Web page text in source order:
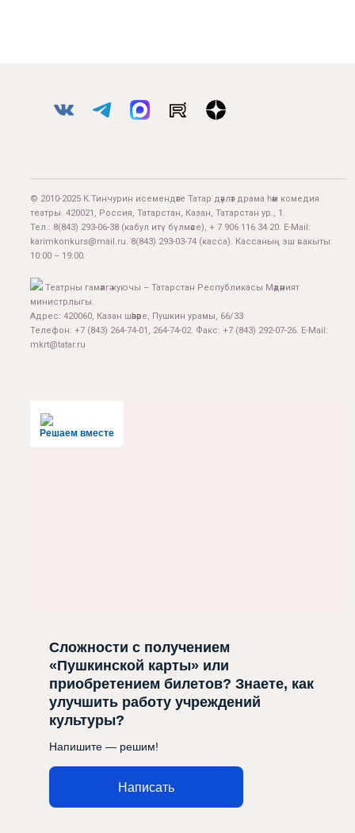
© 2010-2025 К.Тинчурин исемендәге Татар дәүләт драма һәм комедия
театры. 420021, Россия, Татарстан, Казан, Татарстан ур., 1.
Тел.: 8(843) 293-06-38 (кабул итү бүлмәсе), + 7 906 116 34 20. E-Mail:
karimkonkurs@mail.ru. 8(843) 293-03-74 (касса). Кассаның эш вакыты:
10:00 – 19:00.
Театрны гамәлгә куючы – Татарстан Республикасы Мәдәният
министрлыгы.
Адрес: 420060, Казан шәһәре, Пушкин урамы, 66/33
Телефон: +7 (843) 264-74-01, 264-74-02. Факс: +7 (843) 292-07-26. E-Mail:
mkrt@tatar.ru
Решаем вместе
Сложности с получением
«Пушкинской карты» или
приобретением билетов? Знаете, как
улучшить работу учреждений
культуры?
Напишите — решим!
Написать